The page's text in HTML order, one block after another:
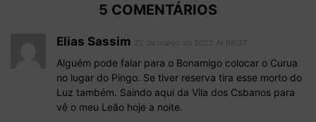
5 COMENTÁRIOS
Elias Sassim
Alguém pode falar para o Bonamigo colocar o Curua
no lugar do Pingo. Se tiver reserva tira esse morto do
Luz também. Saindo aqui da Vila dos Csbanos para
vê o meu Leão hoje a noite.